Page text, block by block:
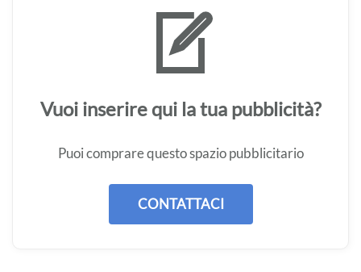
Vuoi inserire qui la tua pubblicità?
Puoi comprare questo spazio pubblicitario
CONTATTACI